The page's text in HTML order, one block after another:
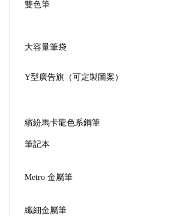
雙色筆
大容量筆袋
Y型廣告旗（可定製圖案）
繽紛馬卡龍色系鋼筆
筆記本
Metro 金屬筆
纖細金屬筆